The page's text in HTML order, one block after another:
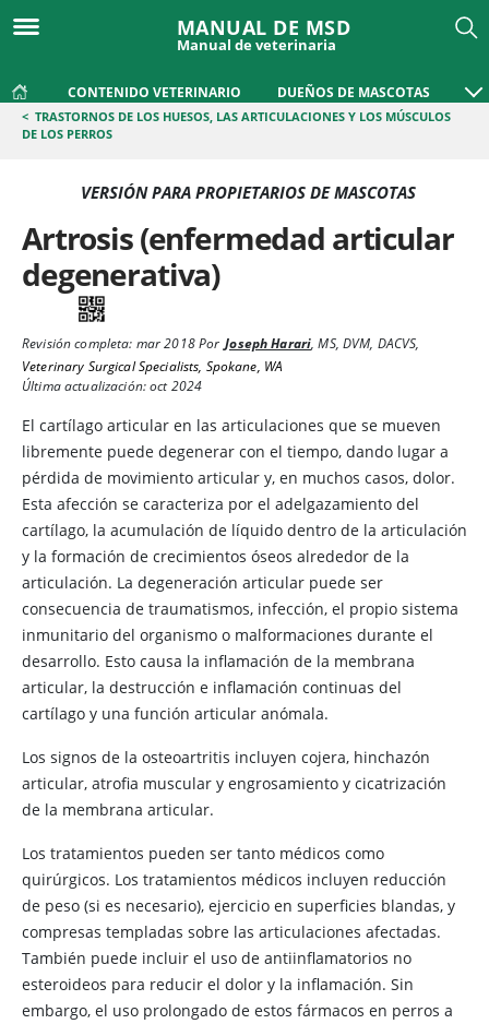
MANUAL DE MSD
Manual de veterinaria
CONTENIDO VETERINARIO DUEÑOS DE MASCOTAS
< TRASTORNOS DE LOS HUESOS, LAS ARTICULACIONES Y LOS MÚSCULOS
DE LOS PERROS
VERSIÓN PARA PROPIETARIOS DE MASCOTAS
Artrosis (enfermedad articular
degenerativa)
Revisión completa: mar 2018Por Joseph Harari,MS, DVM, DACVS,
Veterinary Surgical Specialists, Spokane, WA
Última actualización: oct 2024
El cartílago articular en las articulaciones que se mueven
libremente puede degenerar con el tiempo, dando lugar a
pérdida de movimiento articular y, en muchos casos, dolor.
Esta afección se caracteriza por el adelgazamiento del
cartílago, la acumulación de líquido dentro de la articulación
y la formación de crecimientos óseos alrededor de la
articulación. La degeneración articular puede ser
consecuencia de traumatismos, infección, el propio sistema
inmunitario del organismo o malformaciones durante el
desarrollo. Esto causa la inflamación de la membrana
articular, la destrucción e inflamación continuas del
cartílago y una función articular anómala.
Los signos de la osteoartritis incluyen cojera, hinchazón
articular, atrofia muscular y engrosamiento y cicatrización
de la membrana articular.
Los tratamientos pueden ser tanto médicos como
quirúrgicos. Los tratamientos médicos incluyen reducción
de peso (si es necesario), ejercicio en superficies blandas, y
compresas templadas sobre las articulaciones afectadas.
También puede incluir el uso de antiinflamatorios no
esteroideos para reducir el dolor y la inflamación. Sin
embargo, el uso prolongado de estos fármacos en perros a